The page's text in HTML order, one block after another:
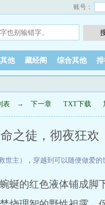
账号：
他 藏经阁 综合其他
表 → 下一章 TXT下载
之徒，彻夜狂欢
世主） ， 穿越到可以随便做爱的
蜒的红色液体铺成脚